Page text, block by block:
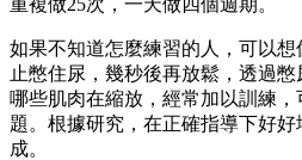
如果不知道怎麼練習的人，可以
止憋住尿，幾秒後再放鬆，透過
哪些肌肉在縮放，經常加以訓練
題。根據研究，在正確指導下好
成。